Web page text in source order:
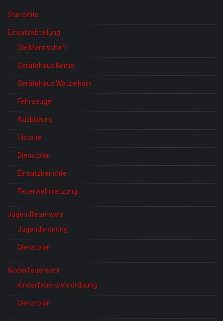
Startseite
Einsatzabteilung
Die Mannschaft
Gerätehaus Kemel
Gerätehaus Watzelhain
Fahrzeuge
Ausbildung
Historie
Dienstplan
Einsatzberichte
Feuerwehrsatzung
Jugendfeuerwehr
Jugendordnung
Dienstplan
Kinderfeuerwehr
Kinderfeuerwehrordnung
Dienstplan